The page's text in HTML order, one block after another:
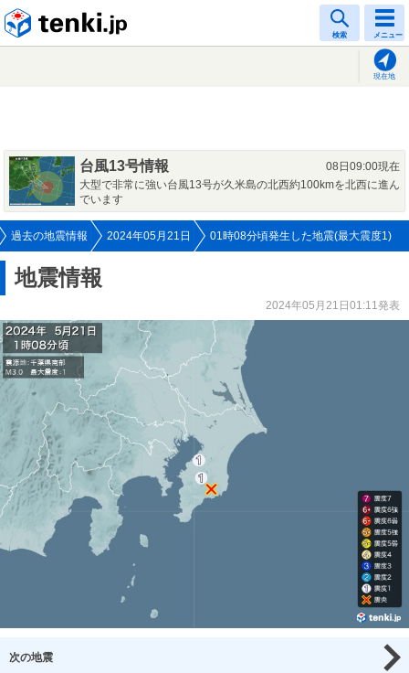
検索 メニュー
現在地
台風13号情報
08日09:00現在
大型で非常に強い台風13号が久米島の北西約100kmを北西に進ん
でいます
過去の地震情報 2024年05月21日 01時08分頃発生した地震(最大震度1)
地震情報
2024年05月21日01:11発表
次の地震